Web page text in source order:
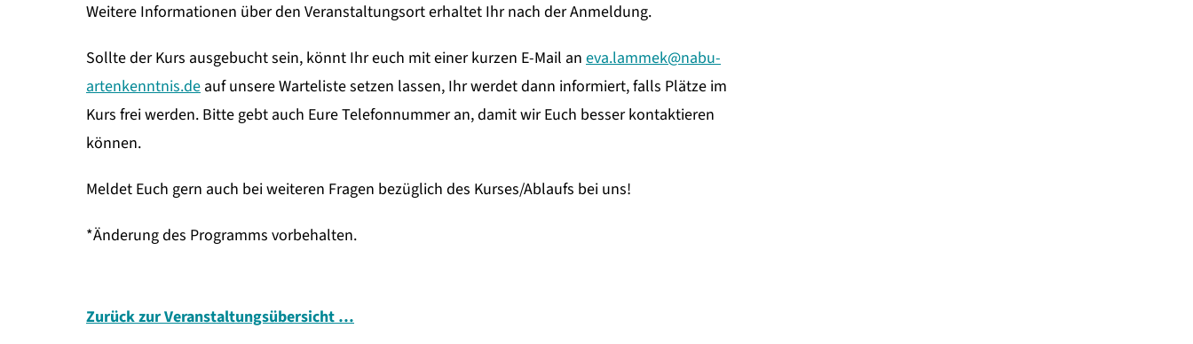
Weitere Informationen über den Veranstaltungsort erhaltet Ihr nach der Anmeldung.
Sollte der Kurs ausgebucht sein, könnt Ihr euch mit einer kurzen E-Mail an eva.lammek@nabu-
artenkenntnis.de auf unsere Warteliste setzen lassen, Ihr werdet dann informiert, falls Plätze im
Kurs frei werden. Bitte gebt auch Eure Telefonnummer an, damit wir Euch besser kontaktieren
können.
Meldet Euch gern auch bei weiteren Fragen bezüglich des Kurses/Ablaufs bei uns!
*Änderung des Programms vorbehalten.
Zurück zur Veranstaltungsübersicht …